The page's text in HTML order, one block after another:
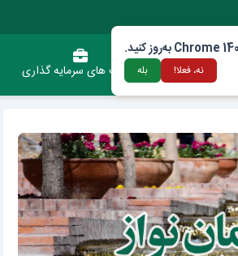
ارتباط با شهرداری فرصت های سرمایه گذاری نه، فعلا! بله